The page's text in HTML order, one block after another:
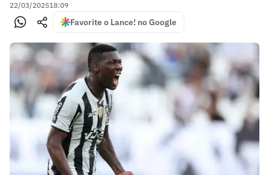
22/03/202518:09
Favorite o Lance! no Google